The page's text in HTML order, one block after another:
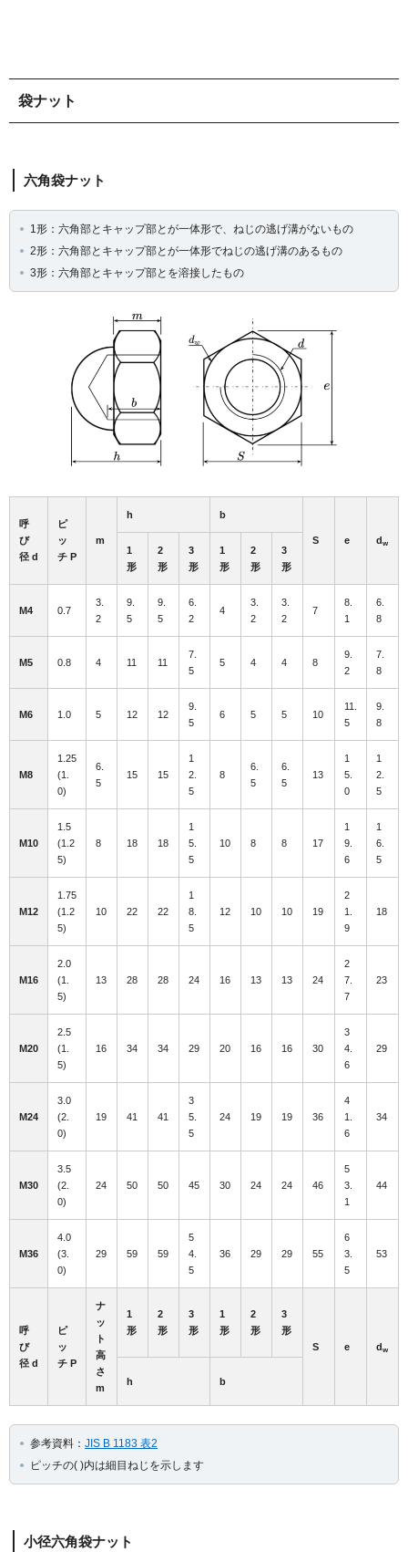
袋ナット
六角袋ナット
1形：六角部とキャップ部とが一体形で、ねじの逃げ溝がないもの
2形：六角部とキャップ部とが一体形でねじの逃げ溝のあるもの
3形：六角部とキャップ部とを溶接したもの
呼
び
径 d
ピ
ッ
チ P
m
h b
S e d w
1
形
2
形
3
形
1
形
2
形
3
形
M4 0.7
3.
2
9.
5
9.
5
6.
2
4
3.
2
3.
2
7
8.
1
6.
8
M5 0.8 4 11 11
7.
5
5 4 4 8
9.
2
7.
8
M6 1.0 5 12 12
9.
5
6 5 5 10
11.
5
9.
8
M8
1.25
(1.
0)
6.
5
15 15
1
2.
5
8
6.
5
6.
5
13
1
5.
0
1
2.
5
M10
1.5
(1.2
5)
8 18 18
1
5.
5
10 8 8 17
1
9.
6
1
6.
5
M12
1.75
(1.2
5)
10 22 22
1
8.
5
12 10 10 19
2
1.
9
18
M16
2.0
(1.
5)
13 28 28 24 16 13 13 24
2
7.
7
23
M20
2.5
(1.
5)
16 34 34 29 20 16 16 30
3
4.
6
29
M24
3.0
(2.
0)
19 41 41
3
5.
5
24 19 19 36
4
1.
6
34
M30
3.5
(2.
0)
24 50 50 45 30 24 24 46
5
3.
1
44
M36
4.0
(3.
0)
29 59 59
5
4.
5
36 29 29 55
6
3.
5
53
呼
び
径 d
ピ
ッ
チ P
ナ
ッ
ト
高
さ
m
1
形
2
形
3
形
1
形
2
形
3
形
S
e d w
h b
参考資料： JIS B 1183 表2
ピッチの( )内は細目ねじを示します
小径六角袋ナット